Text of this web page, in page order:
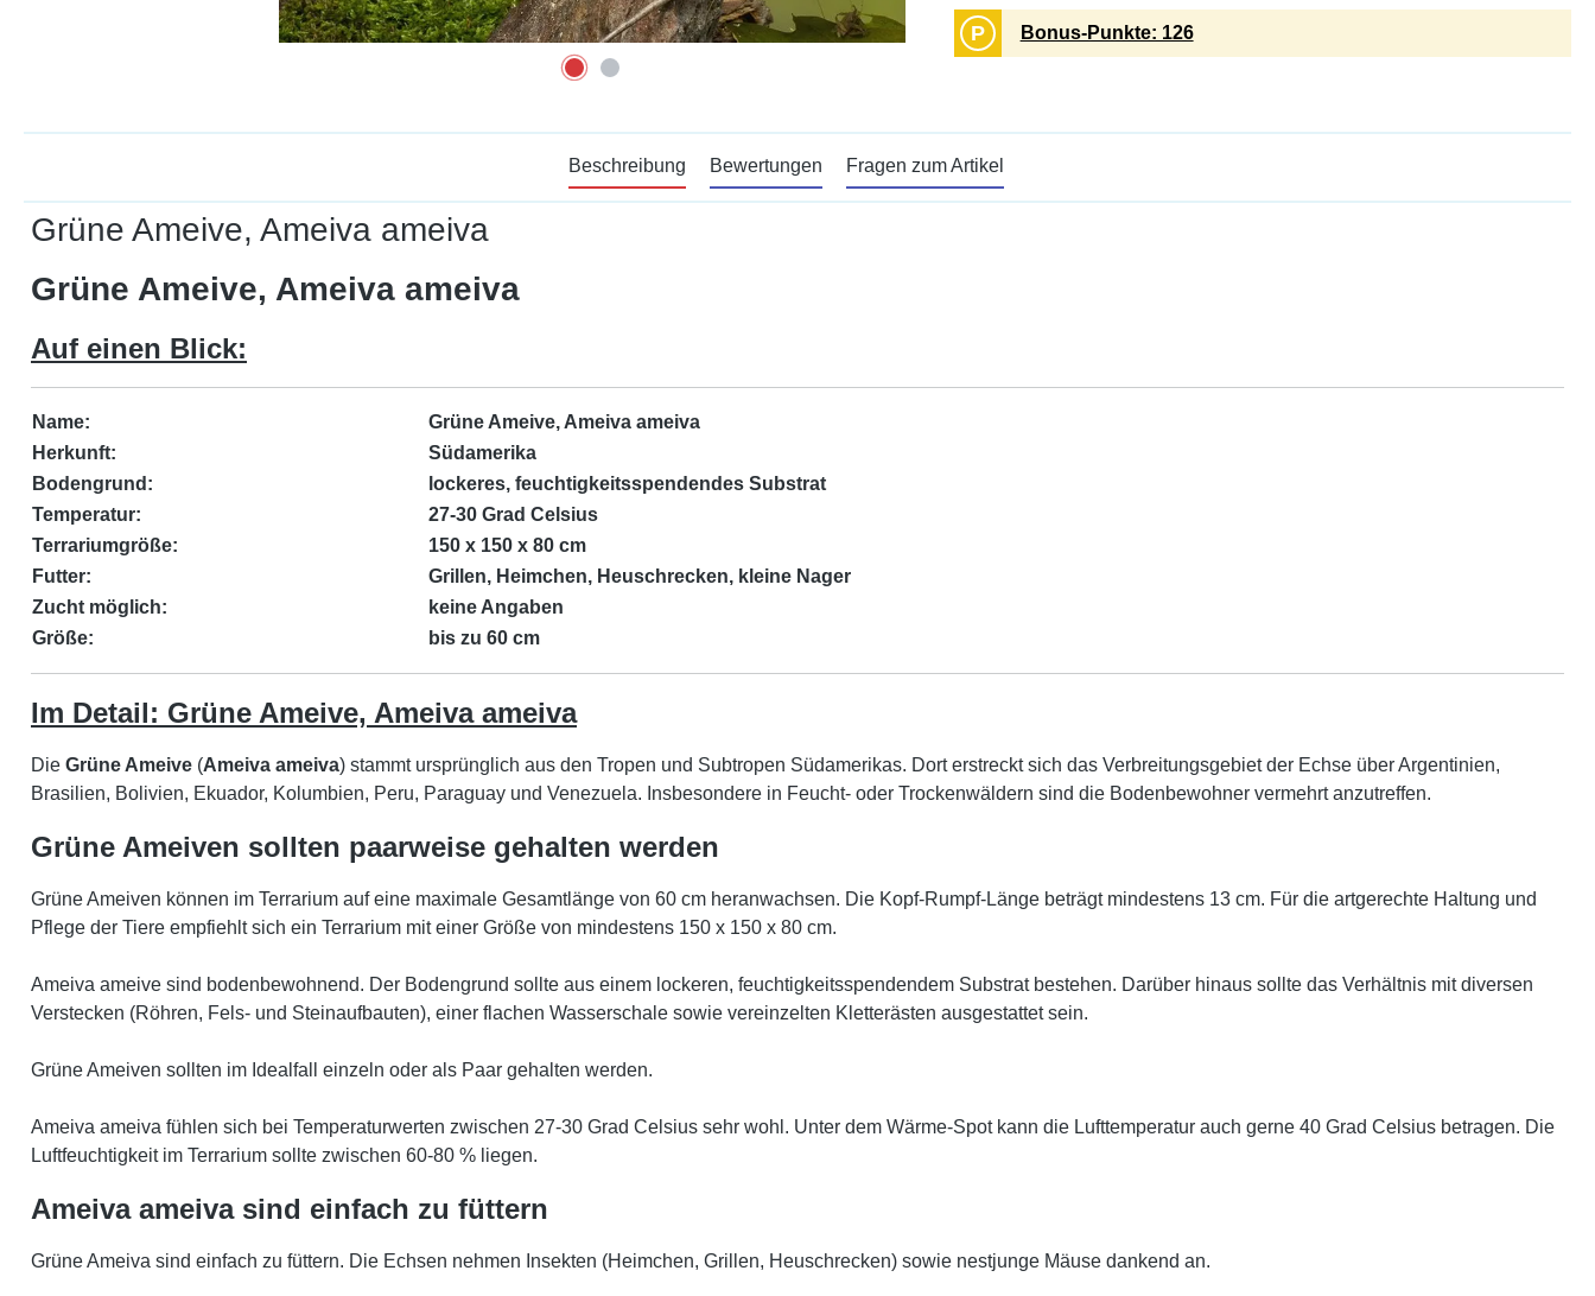
P Bonus-Punkte: 126
Beschreibung Bewertungen Fragen zum Artikel
Grüne Ameive, Ameiva ameiva
Grüne Ameive, Ameiva ameiva
Auf einen Blick:
Name:
Grüne Ameive, Ameiva ameiva
Herkunft:
Südamerika
Bodengrund:
lockeres, feuchtigkeitsspendendes Substrat
Temperatur:
27-30 Grad Celsius
Terrariumgröße:
150 x 150 x 80 cm
Futter:
Grillen, Heimchen, Heuschrecken, kleine Nager
Zucht möglich:
keine Angaben
Größe:
bis zu 60 cm
Im Detail: Grüne Ameive, Ameiva ameiva
Die Grüne Ameive (Ameiva ameiva) stammt ursprünglich aus den Tropen und Subtropen Südamerikas. Dort erstreckt sich das Verbreitungsgebiet der Echse über Argentinien,
Brasilien, Bolivien, Ekuador, Kolumbien, Peru, Paraguay und Venezuela. Insbesondere in Feucht- oder Trockenwäldern sind die Bodenbewohner vermehrt anzutreffen.
Grüne Ameiven sollten paarweise gehalten werden
Grüne Ameiven können im Terrarium auf eine maximale Gesamtlänge von 60 cm heranwachsen. Die Kopf-Rumpf-Länge beträgt mindestens 13 cm. Für die artgerechte Haltung und
Pflege der Tiere empfiehlt sich ein Terrarium mit einer Größe von mindestens 150 x 150 x 80 cm.
Ameiva ameive sind bodenbewohnend. Der Bodengrund sollte aus einem lockeren, feuchtigkeitsspendendem Substrat bestehen. Darüber hinaus sollte das Verhältnis mit diversen
Verstecken (Röhren, Fels- und Steinaufbauten), einer flachen Wasserschale sowie vereinzelten Kletterästen ausgestattet sein.
Grüne Ameiven sollten im Idealfall einzeln oder als Paar gehalten werden.
Ameiva ameiva fühlen sich bei Temperaturwerten zwischen 27-30 Grad Celsius sehr wohl. Unter dem Wärme-Spot kann die Lufttemperatur auch gerne 40 Grad Celsius betragen. Die
Luftfeuchtigkeit im Terrarium sollte zwischen 60-80 % liegen.
Ameiva ameiva sind einfach zu füttern
Grüne Ameiva sind einfach zu füttern. Die Echsen nehmen Insekten (Heimchen, Grillen, Heuschrecken) sowie nestjunge Mäuse dankend an.